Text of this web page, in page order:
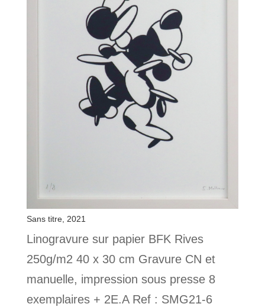
Sans titre, 2021
Linogravure sur papier BFK Rives
250g/m2 40 x 30 cm Gravure CN et
manuelle, impression sous presse 8
exemplaires + 2E.A Ref : SMG21-6